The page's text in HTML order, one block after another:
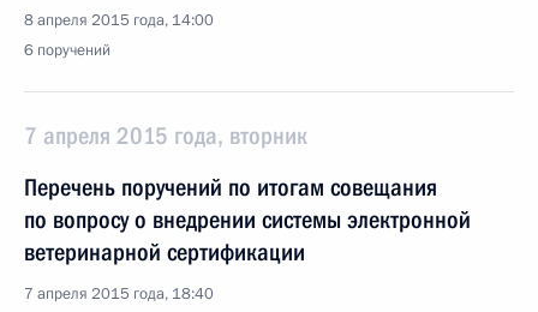
8 апреля 2015 года, 14:00
6 поручений
7 апреля 2015 года, вторник
Перечень поручений по итогам совещания
по вопросу о внедрении системы электронной
ветеринарной сертификации
7 апреля 2015 года, 18:40